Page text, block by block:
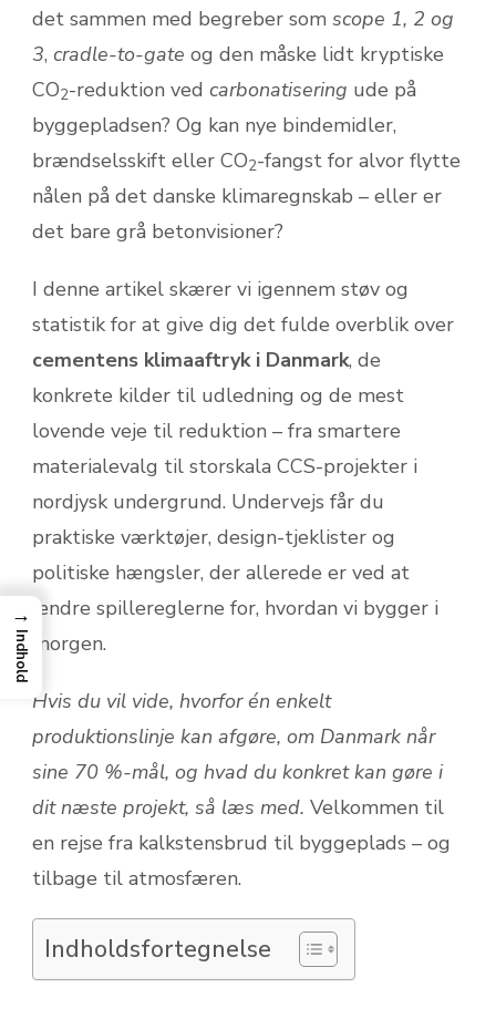
det sammen med begreber som scope 1, 2 og
3, cradle-to-gate og den måske lidt kryptiske
CO2-reduktion ved carbonatisering ude på
byggepladsen? Og kan nye bindemidler,
brændselsskift eller CO2-fangst for alvor flytte
nålen på det danske klimaregnskab – eller er
det bare grå betonvisioner?
I denne artikel skærer vi igennem støv og
statistik for at give dig det fulde overblik over
cementens klimaaftryk i Danmark, de
konkrete kilder til udledning og de mest
lovende veje til reduktion – fra smartere
materialevalg til storskala CCS-projekter i
nordjysk undergrund. Undervejs får du
praktiske værktøjer, design-tjeklister og
politiske hængsler, der allerede er ved at
ændre spillereglerne for, hvordan vi bygger i
morgen.
Hvis du vil vide, hvorfor én enkelt
produktionslinje kan afgøre, om Danmark når
sine 70 %-mål, og hvad du konkret kan gøre i
dit næste projekt, så læs med. Velkommen til
en rejse fra kalkstensbrud til byggeplads – og
tilbage til atmosfæren.
Indholdsfortegnelse
→
Indhold